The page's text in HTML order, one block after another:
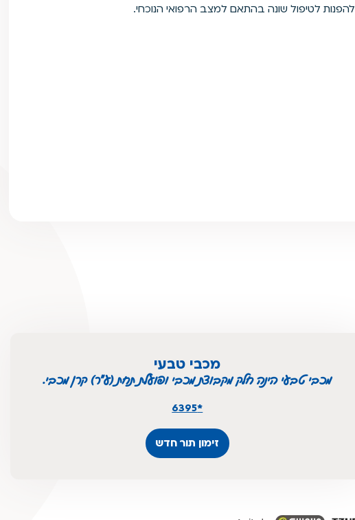
להפנות לטיפול שונה בהתאם למצב הרפואי הנוכחי.
מכבי טבעי
מכבי טבעי הינה חלק מקבוצת מכבי ופועלת תחת (ע"ר) קרן מכבי.
*6395
זימון תור חדש